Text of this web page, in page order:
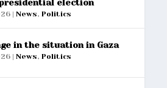
election
|News,Politics
in the situation in Gaza
|News,Politics